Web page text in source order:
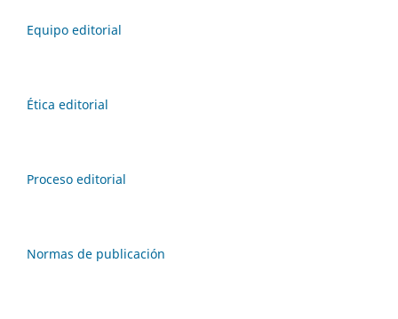
Equipo editorial
Ética editorial
Proceso editorial
Normas de publicación